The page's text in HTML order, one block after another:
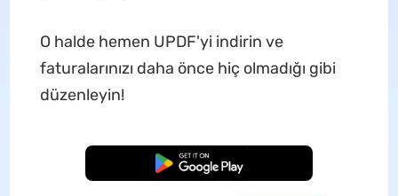
O halde hemen UPDF'yi indirin ve
faturalarınızı daha önce hiç olmadığı gibi
düzenleyin!
Ücretsiz İndirme